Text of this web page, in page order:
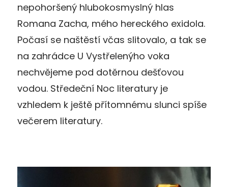
nepohoršený hlubokosmyslný hlas
Romana Zacha, mého hereckého exidola.
Počasí se naštěstí včas slitovalo, a tak se
na zahrádce U Vystřelenýho voka
nechvějeme pod dotěrnou dešťovou
vodou. Středeční Noc literatury je
vzhledem k ještě přítomnému slunci spíše
večerem literatury.